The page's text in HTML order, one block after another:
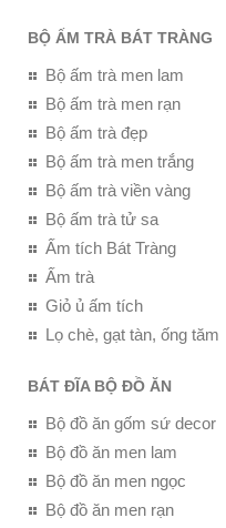
BỘ ẤM TRÀ BÁT TRÀNG
Bộ ấm trà men lam
Bộ ấm trà men rạn
Bộ ấm trà đẹp
Bộ ấm trà men trắng
Bộ ấm trà viền vàng
Bộ ấm trà tử sa
Ấm tích Bát Tràng
Ấm trà
Giỏ ủ ấm tích
Lọ chè, gạt tàn, ống tăm
BÁT ĐĨA BỘ ĐỒ ĂN
Bộ đồ ăn gốm sứ decor
Bộ đồ ăn men lam
Bộ đồ ăn men ngọc
Bộ đồ ăn men rạn